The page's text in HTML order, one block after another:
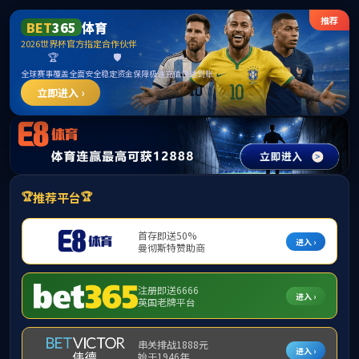
英国上市公司官网365(认证平台)Platinum
China
hitee2018@hit.edu.cn English
学院概况
学院简介
历史沿革
现任领导
组织机构
管理与服务